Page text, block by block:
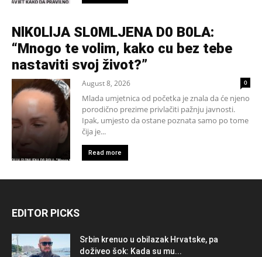
NlK0LlJA SL0MLJENA D0 B0LA:
“Mnogo te volim, kako cu bez tebe
nastaviti svoj život?”
August 8, 2026 0
Mlada umjetnica od početka je znala da će njeno
porodično prezime privlačiti pažnju javnosti.
Ipak, umjesto da ostane poznata samo po tome
čija je...
Read more
EDITOR PICKS
Srbin krenuo u obilazak Hrvatske, pa
doživeo šok: Kada su mu...